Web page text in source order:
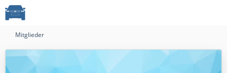
Mitglieder